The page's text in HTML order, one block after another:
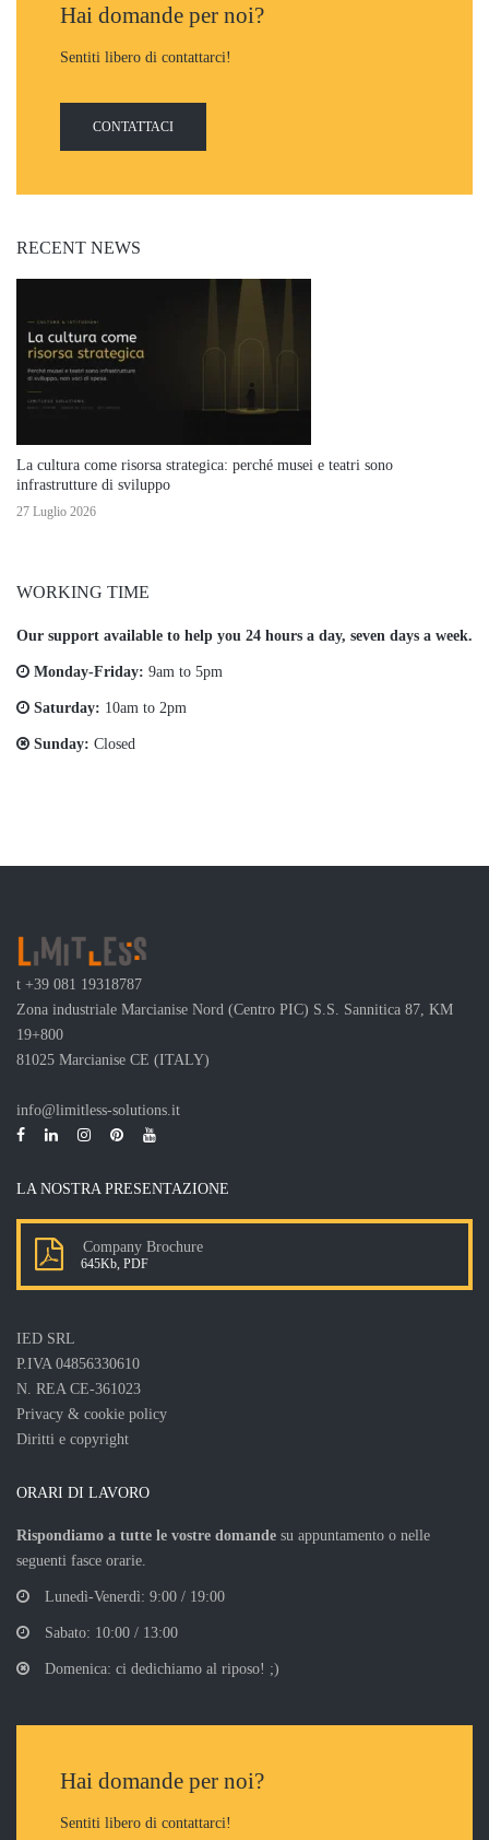
Hai domande per noi?
Sentiti libero di contattarci!
CONTATTACI
RECENT NEWS
La cultura come risorsa strategica: perché musei e teatri sono
infrastrutture di sviluppo
27 Luglio 2026
WORKING TIME
Our support available to help you 24 hours a day, seven days a week.
Monday-Friday: 9am to 5pm
Saturday: 10am to 2pm
Sunday: Closed
t +39 081 19318787
Zona industriale Marcianise Nord (Centro PIC) S.S. Sannitica 87, KM
19+800
81025 Marcianise CE (ITALY)
info@limitless-solutions.it
LA NOSTRA PRESENTAZIONE
Company Brochure
645Kb, PDF
IED SRL
P.IVA 04856330610
N. REA CE-361023
Privacy & cookie policy
Diritti e copyright
ORARI DI LAVORO
Rispondiamo a tutte le vostre domande su appuntamento o nelle
seguenti fasce orarie.
Lunedì-Venerdì: 9:00 / 19:00
Sabato: 10:00 / 13:00
Domenica: ci dedichiamo al riposo! ;)
Hai domande per noi?
Sentiti libero di contattarci!